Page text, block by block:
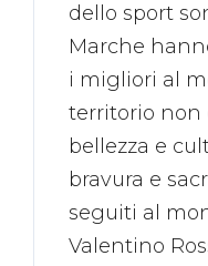
dello sport
Marche
i migliori al
territorio non
bellezza e
bravura e
seguiti al
Valentino